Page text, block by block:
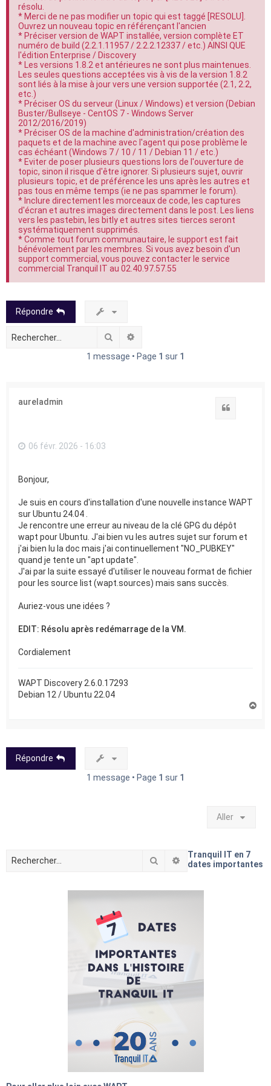
résolu.
* Merci de ne pas modifier un topic qui est taggé [RESOLU].
Ouvrez un nouveau topic en référençant l'ancien
* Préciser version de WAPT installée, version complète ET
numéro de build (2.2.1.11957 / 2.2.2.12337 / etc.) AINSI QUE
l'édition Enterprise / Discovery
* Les versions 1.8.2 et antérieures ne sont plus maintenues.
Les seules questions acceptées vis à vis de la version 1.8.2
sont liés à la mise à jour vers une version supportée (2.1, 2.2,
etc.)
* Préciser OS du serveur (Linux / Windows) et version (Debian
Buster/Bullseye - CentOS 7 - Windows Server
2012/2016/2019)
* Préciser OS de la machine d'administration/création des
paquets et de la machine avec l'agent qui pose problème le
cas échéant (Windows 7 / 10 / 11 / Debian 11 / etc.)
* Eviter de poser plusieurs questions lors de l'ouverture de
topic, sinon il risque d'être ignorer. Si plusieurs sujet, ouvrir
plusieurs topic, et de préférence les uns après les autres et
pas tous en même temps (ie ne pas spammer le forum).
* Inclure directement les morceaux de code, les captures
d'écran et autres images directement dans le post. Les liens
vers les pastebin, les bitly et autres sites tierces seront
systématiquement supprimés.
* Comme tout forum communautaire, le support est fait
bénévolement par les membres. Si vous avez besoin d'un
support commercial, vous pouvez contacter le service
commercial Tranquil IT au 02.40.97.57.55
Répondre
Rechercher
1 message • Page 1 sur 1
aureladmin
06 févr. 2026 - 16:03
Bonjour,
Je suis en cours d'installation d'une nouvelle instance WAPT
sur Ubuntu 24.04 .
Je rencontre une erreur au niveau de la clé GPG du dépôt
wapt pour Ubuntu. J'ai bien vu les autres sujet sur forum et
j'ai bien lu la doc mais j'ai continuellement "NO_PUBKEY"
quand je tente un "apt update".
J'ai par la suite essayé d'utiliser le nouveau format de fichier
pour les source list (wapt.sources) mais sans succès.
Auriez-vous une idées ?
EDIT: Résolu après redémarrage de la VM.
Cordialement
WAPT Discovery 2.6.0.17293
Debian 12 / Ubuntu 22.04
Répondre
1 message • Page 1 sur 1
Aller
RechercherRecherche avancée
Tranquil IT en 7
dates importantes